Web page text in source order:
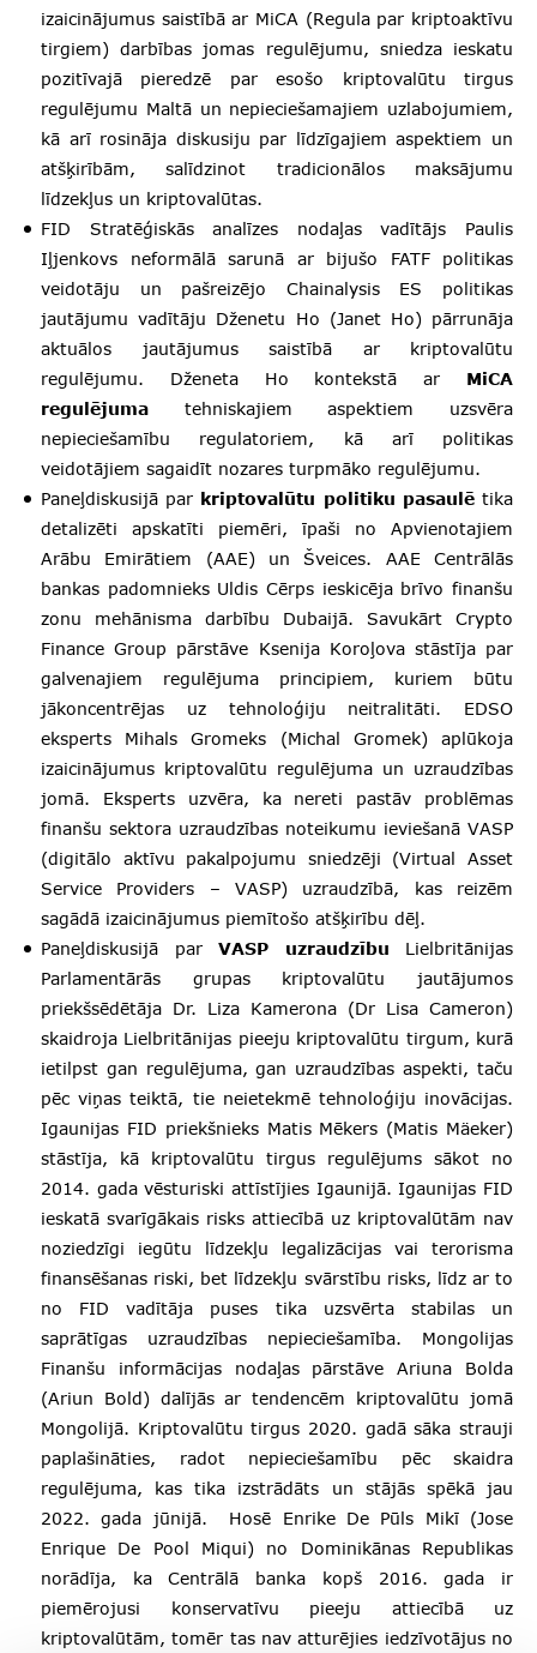
izaicinājumus saistībā ar MiCA (Regula par kriptoaktīvu
tirgiem) darbības jomas regulējumu, sniedza ieskatu
pozitīvajā pieredzē par esošo kriptovalūtu tirgus
regulējumu Maltā un nepieciešamajiem uzlabojumiem,
kā arī rosināja diskusiju par līdzīgajiem aspektiem un
atšķirībām, salīdzinot tradicionālos maksājumu
līdzekļus un kriptovalūtas.
FID Stratēģiskās analīzes nodaļas vadītājs Paulis
Iļjenkovs neformālā sarunā ar bijušo FATF politikas
veidotāju un pašreizējo Chainalysis ES politikas
jautājumu vadītāju Dženetu Ho (Janet Ho) pārrunāja
aktuālos jautājumus saistībā ar kriptovalūtu
regulējumu. Dženeta Ho kontekstā ar MiCA
regulējuma tehniskajiem aspektiem uzsvēra
nepieciešamību regulatoriem, kā arī politikas
veidotājiem sagaidīt nozares turpmāko regulējumu.
Paneļdiskusijā par kriptovalūtu politiku pasaulētika
detalizēti apskatīti piemēri, īpaši no Apvienotajiem
Arābu Emirātiem (AAE) un Šveices. AAE Centrālās
bankas padomnieks Uldis Cērps ieskicēja brīvo finanšu
zonu mehānisma darbību Dubaijā. Savukārt Crypto
Finance Group pārstāve Ksenija Koroļova stāstīja par
galvenajiem regulējuma principiem, kuriem būtu
jākoncentrējas uz tehnoloģiju neitralitāti. EDSO
eksperts Mihals Gromeks (Michal Gromek) aplūkoja
izaicinājumus kriptovalūtu regulējuma un uzraudzības
jomā. Eksperts uzvēra, ka nereti pastāv problēmas
finanšu sektora uzraudzības noteikumu ieviešanā VASP
(digitālo aktīvu pakalpojumu sniedzēji (Virtual Asset
Service Providers – VASP) uzraudzībā, kas reizēm
sagādā izaicinājumus piemītošo atšķirību dēļ.
Paneļdiskusijā par VASP uzraudzību Lielbritānijas
Parlamentārās grupas kriptovalūtu jautājumos
priekšsēdētāja Dr. Liza Kamerona (Dr Lisa Cameron)
skaidroja Lielbritānijas pieeju kriptovalūtu tirgum, kurā
ietilpst gan regulējuma, gan uzraudzības aspekti, taču
pēc viņas teiktā, tie neietekmē tehnoloģiju inovācijas.
Igaunijas FID priekšnieks Matis Mēkers (Matis Mäeker)
stāstīja, kā kriptovalūtu tirgus regulējums sākot no
2014. gada vēsturiski attīstījies Igaunijā. Igaunijas FID
ieskatā svarīgākais risks attiecībā uz kriptovalūtām nav
noziedzīgi iegūtu līdzekļu legalizācijas vai terorisma
finansēšanas riski, bet līdzekļu svārstību risks, līdz ar to
no FID vadītāja puses tika uzsvērta stabilas un
saprātīgas uzraudzības nepieciešamība. Mongolijas
Finanšu informācijas nodaļas pārstāve Ariuna Bolda
(Ariun Bold) dalījās ar tendencēm kriptovalūtu jomā
Mongolijā. Kriptovalūtu tirgus 2020. gadā sāka strauji
paplašināties, radot nepieciešamību pēc skaidra
regulējuma, kas tika izstrādāts un stājās spēkā jau
2022. gada jūnijā. Hosē Enrike De Pūls Mikī (Jose
Enrique De Pool Miqui) no Dominikānas Republikas
norādīja, ka Centrālā banka kopš 2016. gada ir
piemērojusi konservatīvu pieeju attiecībā uz
kriptovalūtām, tomēr tas nav atturējies iedzīvotājus no